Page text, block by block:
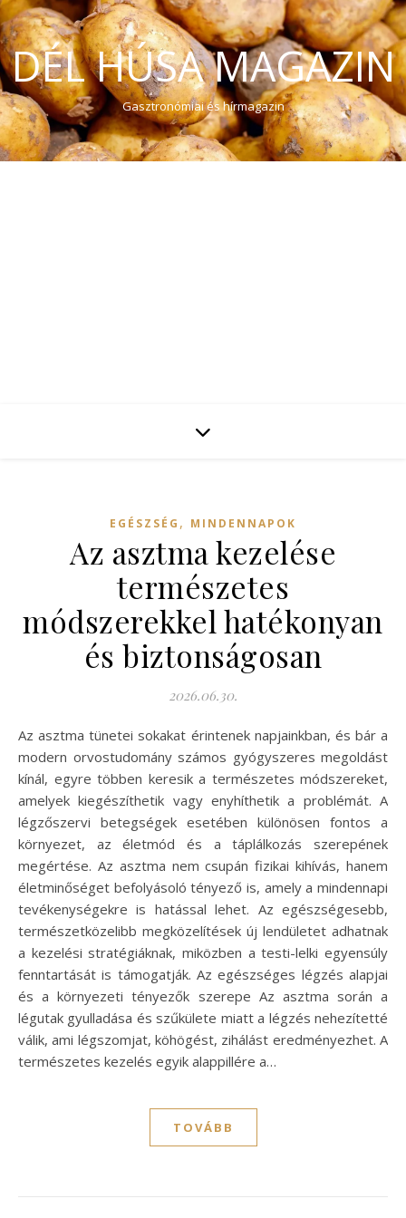
DÉL HÚSA MAGAZIN
Gasztronómiai és hírmagazin
EGÉSZSÉG , MINDENNAPOK
Az asztma kezelése
természetes
módszerekkel hatékonyan
és biztonságosan
2026.06.30.
Az asztma tünetei sokakat érintenek napjainkban, és bár a
modern orvostudomány számos gyógyszeres megoldást
kínál, egyre többen keresik a természetes módszereket,
amelyek kiegészíthetik vagy enyhíthetik a problémát. A
légzőszervi betegségek esetében különösen fontos a
környezet, az életmód és a táplálkozás szerepének
megértése. Az asztma nem csupán fizikai kihívás, hanem
életminőséget befolyásoló tényező is, amely a mindennapi
tevékenységekre is hatással lehet. Az egészségesebb,
természetközelibb megközelítések új lendületet adhatnak
a kezelési stratégiáknak, miközben a testi-lelki egyensúly
fenntartását is támogatják. Az egészséges légzés alapjai
és a környezeti tényezők szerepe Az asztma során a
légutak gyulladása és szűkülete miatt a légzés nehezítetté
válik, ami légszomjat, köhögést, zihálást eredményezhet. A
természetes kezelés egyik alappillére a…
TOVÁBB